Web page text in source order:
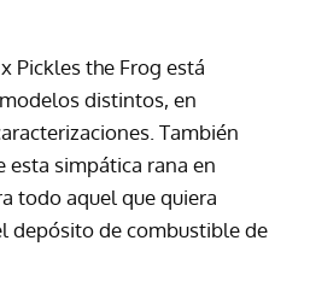
Pickles the Frog está
distintos, en
También
simpática rana en
todo aquel que quiera
depósito de combustible de